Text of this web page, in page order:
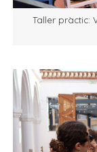
Taller pràctic: